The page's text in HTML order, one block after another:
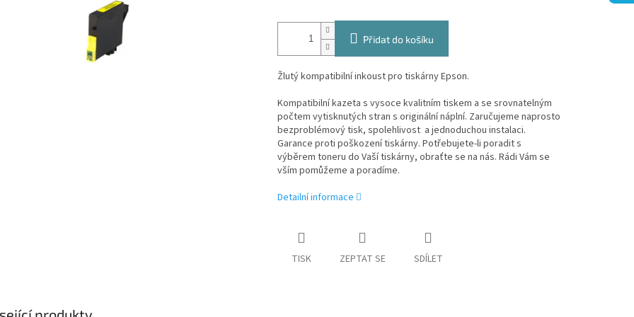
Přidat do košíku
Žlutý kompatibilní inkoust pro tiskárny Epson.
Kompatibilní kazeta s vysoce kvalitním tiskem a se srovnatelným
počtem vytisknutých stran s originální náplní. Zaručujeme naprosto
bezproblémový tisk, spolehlivost a jednoduchou instalaci.
Garance proti poškození tiskárny. Potřebujete-li poradit s
výběrem toneru do Vaší tiskárny, obraťte se na nás. Rádi Vám se
vším pomůžeme a poradíme.
Detailní informace
TISK ZEPTAT SE SDÍLET